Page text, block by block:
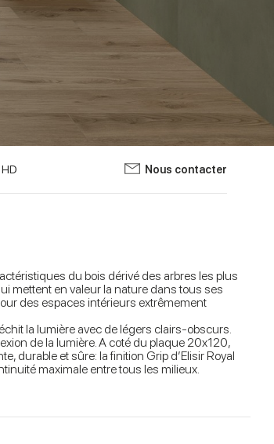
Nous contacter
du bois dérivé des arbres les plus
mettent en valeur la nature dans tous ses
des espaces intérieurs extrêmement
la lumière avec de légers clairs-obscurs.
de la lumière. A coté du plaque 20x120,
durable et sûre: la finition Grip d’Elisir Royal
maximale entre tous les milieux.